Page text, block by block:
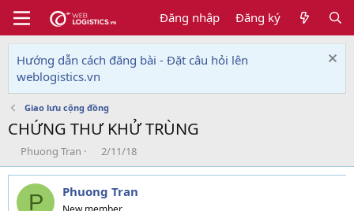
Đăng nhập Đăng ký
Hướng dẫn cách đăng bài - Đặt câu hỏi lên
weblogistics.vn
Giao lưu cộng đồng
CHỨNG THƯ KHỬ TRÙNG
T
h
r
e
Phuong Tran
N
g
à
y
g
2/11/18
P Phuong Tran